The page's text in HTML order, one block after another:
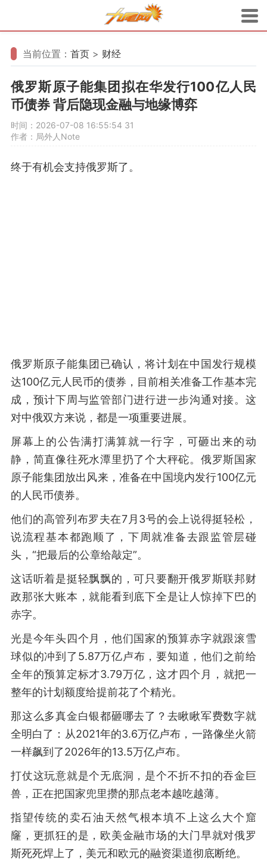
当前位置： 首页 > 财经
俄罗斯原子能集团拟在华发行100亿人民
币债券 背后隐现金融与地缘博弈
时间：2026-07-08 16:55:54 31
作者：局外人Note
终于有机会支持俄罗斯了。
俄罗斯原子能集团已确认，将计划在中国发行规模
达100亿元人民币的债券，目前相关准备工作基本完
成，预计下周与监管部门进行进一步沟通对接。这
对中俄双方来说，都是一项重要进展。
屏幕上的公告满打满算就一行字，可砸出来的动
静，简直像往死水潭里扔了个大秤砣。俄罗斯国家
原子能集团放出风来，准备在中国境内发行100亿元
的人民币债券。
他们的高管列布罗夫在7月3号的会上说得挺轻松，
说流程基本都跑顺了，下周就准备去跟监管层碰
头，“把最后的公章给敲定”。
这话听着是挺轻飘飘的，可只要翻开俄罗斯联邦财
政那张大账本，就能看到底下全是让人惊掉下巴的
赤字。
光是今年头四个月，他们国家的预算赤字就跟滚雪
球似的冲到了5.87万亿卢布，要知道，他们之前给
全年的预算定标才3.79万亿，这才四个月，就把一
整年的计划额度给提前花了个精光。
那这么多真金白银都砸哪去了？去瞅瞅军费数字就
全明白了：从2021年的3.6万亿卢布，一路像坐火箭
一样飙到了2026年的13.5万亿卢布。
打仗这玩意就是个无底洞，是个不折不扣的吞金巨
兽，正在把国家兜里攒的那点老本越吃越薄。
指望传统的卖石油天然气根本填不上这么大个窟
窿，更抓狂的是，欧美金融市场的大门早就对俄罗
斯死死焊上了，美元和欧元的融资渠道彻底断绝。